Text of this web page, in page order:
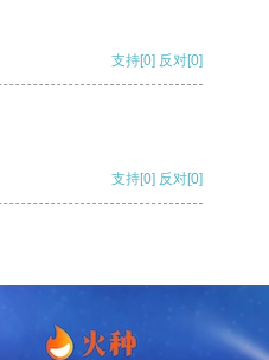
支持[0] 反对[0]
支持[0] 反对[0]